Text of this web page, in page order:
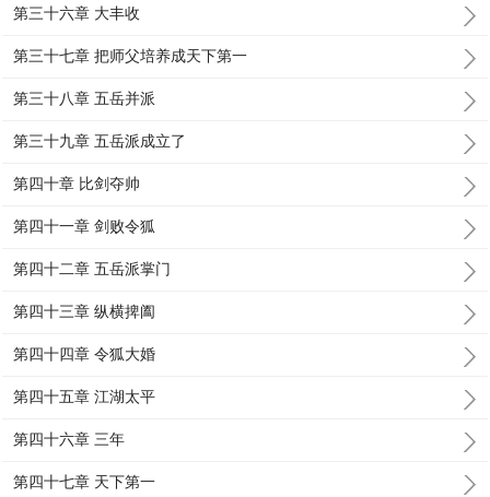
第三十六章 大丰收
第三十七章 把师父培养成天下第一
第三十八章 五岳并派
第三十九章 五岳派成立了
第四十章 比剑夺帅
第四十一章 剑败令狐
第四十二章 五岳派掌门
第四十三章 纵横捭阖
第四十四章 令狐大婚
第四十五章 江湖太平
第四十六章 三年
第四十七章 天下第一